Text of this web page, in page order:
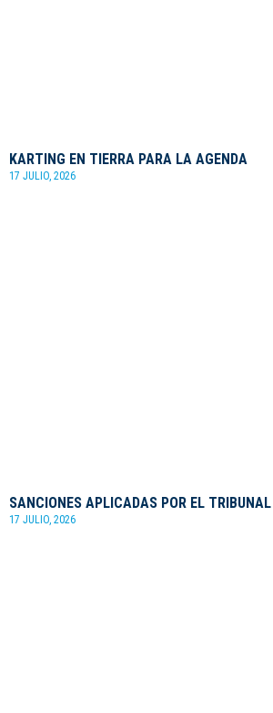
KARTING EN TIERRA PARA LA AGENDA
17 JULIO, 2026
SANCIONES APLICADAS POR EL
17 JULIO, 2026